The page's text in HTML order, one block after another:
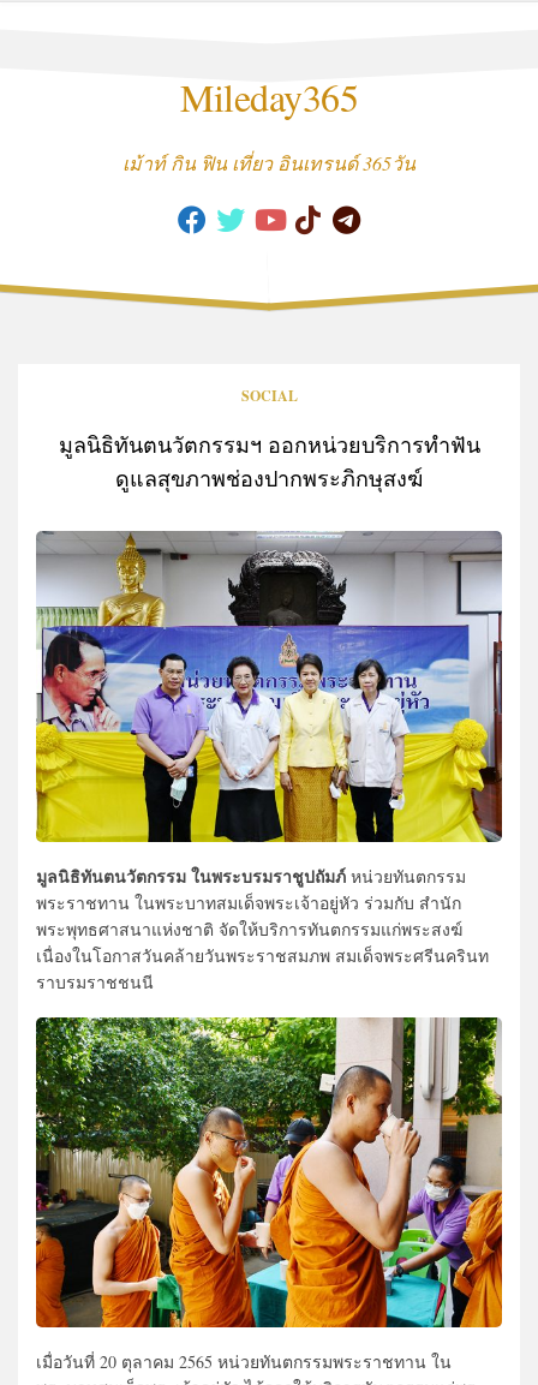
Mileday365
เม้าท์ กิน ฟิน เที่ยว อินเทรนด์ 365วัน
SOCIAL
มูลนิธิทันตนวัตกรรมฯ ออกหน่วยบริการทำฟัน
ดูแลสุขภาพช่องปากพระภิกษุสงฆ์
มูลนิธิทันตนวัตกรรม ในพระบรมราชูปถัมภ์ หน่วยทันตกรรม
พระราชทาน ในพระบาทสมเด็จพระเจ้าอยู่หัว ร่วมกับ สำนัก
พระพุทธศาสนาแห่งชาติ จัดให้บริการทันตกรรมแก่พระสงฆ์
เนื่องในโอกาสวันคล้ายวันพระราชสมภพ สมเด็จพระศรีนครินท
ราบรมราชชนนี
เมื่อวันที่ 20 ตุลาคม 2565 หน่วยทันตกรรมพระราชทาน ใน